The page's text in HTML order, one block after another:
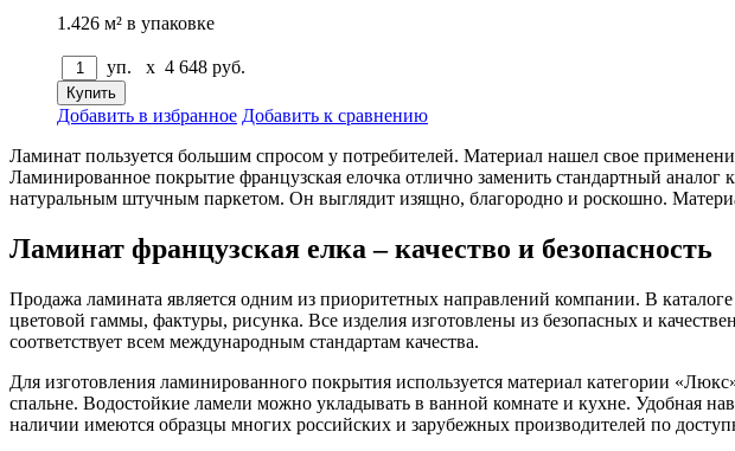
1.426 м² в упаковке
уп. x 4 648 руб.
Добавить в избранное Добавить к сравнению
Ламинат пользуется большим спросом у потребителей. Материал нашел свое
Ламинированное покрытие французская елочка отлично заменить стандартный
натуральным штучным паркетом. Он выглядит изящно, благородно и роскошно.
Ламинат французская елка – качество и безопасность
Продажа ламината является одним из приоритетных направлений компании. В
цветовой гаммы, фактуры, рисунка. Все изделия изготовлены из безопасных и
соответствует всем международным стандартам качества.
Для изготовления ламинированного покрытия используется материал категории
спальне. Водостойкие ламели можно укладывать в ванной комнате и кухне. Удобная
наличии имеются образцы многих российских и зарубежных производителей по